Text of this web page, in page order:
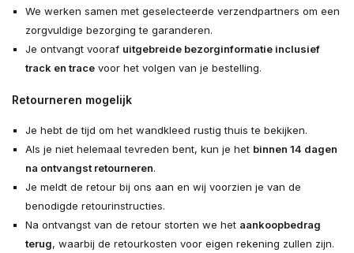
We werken samen met geselecteerde verzendpartners om een
zorgvuldige bezorging te garanderen.
Je ontvangt vooraf uitgebreide bezorginformatie inclusief
track en tracevoor het volgen van je bestelling.
Retourneren mogelijk
Je hebt de tijd om het wandkleed rustig thuis te bekijken.
Als je niet helemaal tevreden bent, kun je het binnen 14 dagen
na ontvangst retourneren.
Je meldt de retour bij ons aan en wij voorzien je van de
benodigde retourinstructies.
Na ontvangst van de retour storten we het aankoopbedrag
terug, waarbij de retourkosten voor eigen rekening zullen zijn.